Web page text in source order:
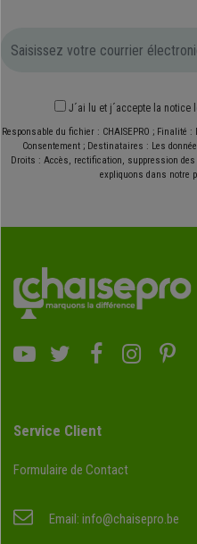
J´ai lu et j´accepte la notice
Responsable du fichier : CHAISEPRO ;
Consentement ; Destinataires : Les
Droits : Accès, rectification, suppression
expliquons dans notre
Service Client
Formulaire de Contact
Email: info@chaisepro.be